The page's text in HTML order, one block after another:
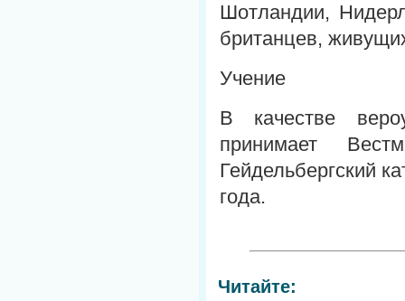
Шотландии,
британцев,
Учение
В качестве
принимает
Гейдельбергский
года.
Читайте: